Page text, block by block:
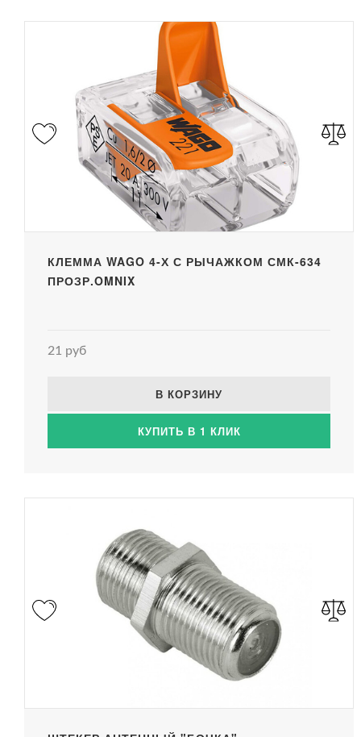
КЛЕММА WAGO 4-Х С РЫЧАЖКОМ СМК-634
ПРОЗР.OMNIX
21 руб
В КОРЗИНУ
КУПИТЬ В 1 КЛИК